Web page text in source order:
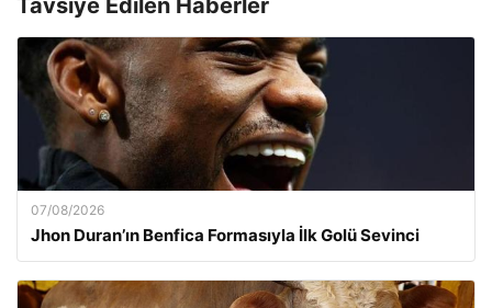
Tavsiye Edilen Haberler
07/08/2026
Jhon Duran’ın Benfica Formasıyla İlk Golü Sevinci